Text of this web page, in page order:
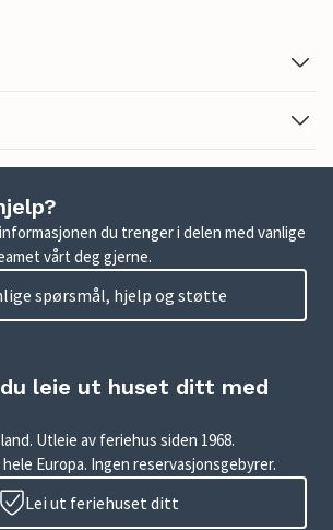
du trenger i delen med vanlige
vårt deg gjerne.
spørsmål, hjelp og støtte
leie ut huset ditt med
Utleie av feriehus siden 1968.
Europa. Ingen reservasjonsgebyrer.
Lei ut feriehuset ditt